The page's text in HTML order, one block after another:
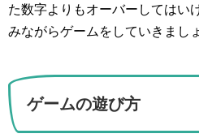
た数字よりもオーバーしてはい
みながらゲームをしていきまし
ゲームの遊び方